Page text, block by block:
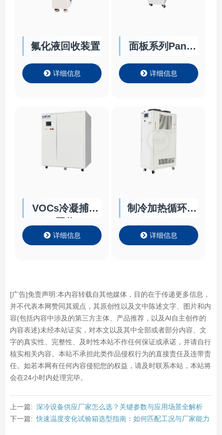
氟化液回收装置
详细信息
面板系列Panel
详细信息
VOCs冷凝捕集
详细信息
制冷加热循环器
详细信息
[广告]免责声明:本内容转载自其他媒体，目的在于传递更多信息，
并不代表本网赞同其观点，其原创性以及文中陈述文字、图片和内
容(包括内容中涉及的第三方主体、产品推荐，以及AI自主创作的
内容表述)未经本站证实，对本文以及其中全部或者部分内容、文
字的真实性、完整性、及时性本站不作任何保证或承诺，并请自行
核实相关内容。本站不承担此类作品侵权行为的直接责任及连带责
任。如若本网有任何内容侵犯您的权益，请及时联系本站，本站将
会在24小时内处理完毕。
上一篇: 深冷设备供应厂家怎么选？关键参数与应用场景全解析
下一篇: 快速温度变化试验箱选型指南：如何匹配工况与厂家能力